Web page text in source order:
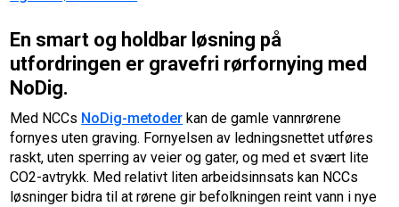
En smart og holdbar løsning på
utfordringen er gravefri rørfornying med
NoDig.
Med NCCs NoDig-metoder kan de gamle vannrørene
fornyes uten graving. Fornyelsen av ledningsnettet utføres
raskt, uten sperring av veier og gater, og med et svært lite
CO2-avtrykk. Med relativt liten arbeidsinnsats kan NCCs
løsninger bidra til at rørene gir befolkningen reint vann i nye